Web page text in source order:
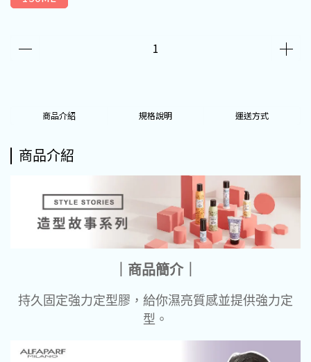
商品介紹 規格說明 運送方式
商品介紹
｜商品簡介｜
持久固定強力定型膠，給你濕亮質感並提供強力定
型。